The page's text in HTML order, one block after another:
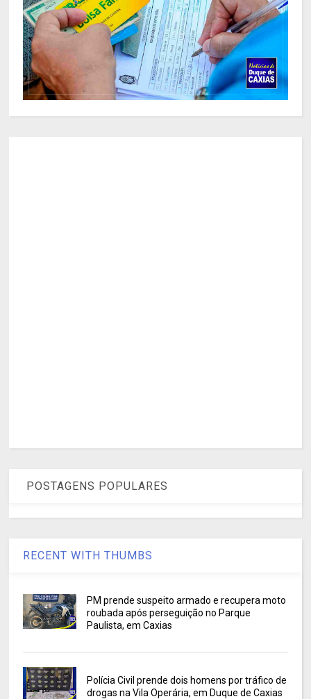
POSTAGENS POPULARES
RECENT WITH THUMBS
PM prende suspeito armado e recupera moto
roubada após perseguição no Parque
Paulista, em Caxias
Polícia Civil prende dois homens por tráfico de
drogas na Vila Operária, em Duque de Caxias